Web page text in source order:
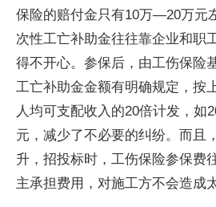
保险的赔付金只有10万—20万元
次性工亡补助金往往靠企业和职
得不开心。参保后，由工伤保险
工亡补助金金额有明确规定，按
人均可支配收入的20倍计发，如
元，减少了不必要的纠纷。而且
升，招投标时，工伤保险参保费
主承担费用，对施工方不会造成